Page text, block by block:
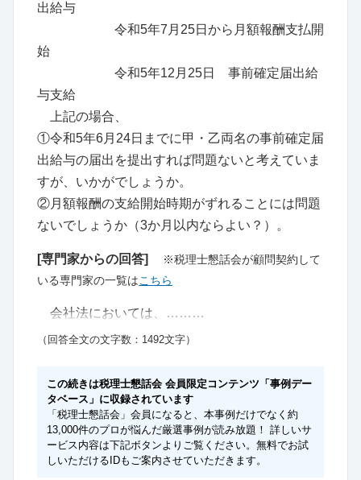
出給与
令和5年7月25日から月額報酬支払開
始
令和5年12月25日 事前確定届出給
与支給
上記の場合、
①令和5年6月24日までに甲・乙両名の事前確定届
出給与の届出を提出すれば問題ないと考えていま
すが、いかがでしょうか。
②月額報酬の支給開始時期がずれることには問題
ないでしょうか（3か月以内ならよい？）。
[専門家からの回答]
※税理士懇話会が顧問契約して
いる専門家の一覧はこちら
会社法においては、………
（回答全文の文字数：1492文字）
この続きは税理士懇話会 会員限定コンテンツ「事例デー
タベース」に収録されています
「税理士懇話会」会員になると、本事例だけでなく約
13,000件のプロが悩んだ厳選事例が読み放題！ 詳しいサ
ービス内容は下記ボタンよりご覧ください。無料でお試
しいただけるIDもご案内させていただきます。